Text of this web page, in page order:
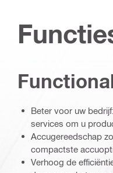
Beter voor uw
services om u
Accugereedschap
compactste
Verhoog de